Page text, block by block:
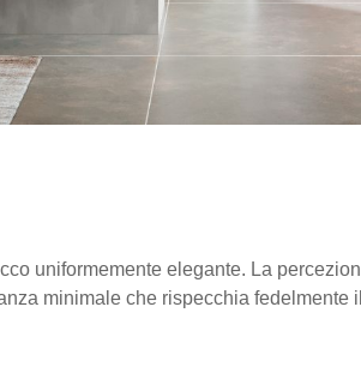
uniformemente elegante. La
minimale che rispecchia